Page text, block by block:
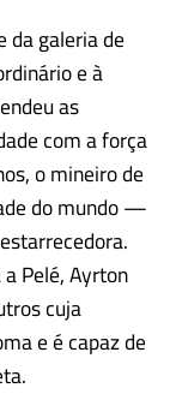
da galeria de
e à
as
com a força
o mineiro de
do mundo —
Pelé, Ayrton
cuja
e é capaz de